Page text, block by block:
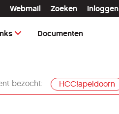
Webmail Zoeken Inloggen
Documenten
bezocht: HCC!apeldoorn